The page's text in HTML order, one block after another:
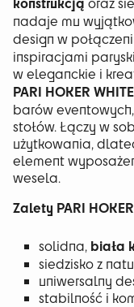
nadaje mu
design w
inspiracjami
w eleganckie i
PARI HOKER
barów
stołów. Łączy w
użytkowania,
element
wesela.
Zalety PARI
solidna, biała
siedzisko z
uniwersalny
stabilność i